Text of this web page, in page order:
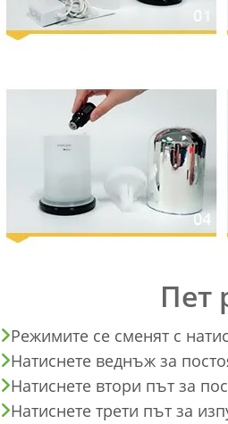
Пет
Режимите се сменят с
Натиснете веднъж за
Натиснете втори път за
Натиснете трети път за